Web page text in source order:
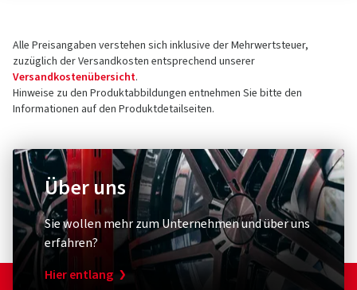
Alle Preisangaben verstehen sich inklusive der Mehrwertsteuer,
zuzüglich der Versandkosten entsprechend unserer
Versandkostenübersicht.
Hinweise zu den Produktabbildungen entnehmen Sie bitte den
Informationen auf den Produktdetailseiten.
Über uns
Sie wollen mehr zum Unternehmen und über uns
erfahren?
Hier entlang